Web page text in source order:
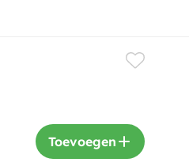
Toevoegen